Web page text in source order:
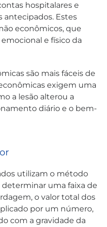
hospitalares e
antecipados. Estes
econômicos, que
e físico da
são mais fáceis de
exigem uma
a lesão alterou a
diário e o bem-
utilizam o método
uma faixa de
o valor total dos
por um número,
com a gravidade da